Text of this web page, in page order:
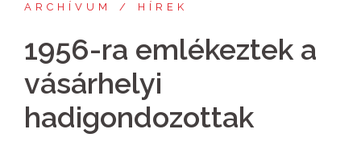
ARCHÍVUM HÍREK
1956-ra emlékeztek a
vásárhelyi
hadigondozottak